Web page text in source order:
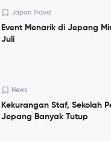
Japan Travel
Event Menarik di Jepang
Juli
News
Kekurangan Staf, Sekolah
Jepang Banyak Tutup